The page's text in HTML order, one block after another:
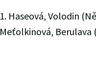
1. Haseová, Volodin
Meťolkinová, Berulava